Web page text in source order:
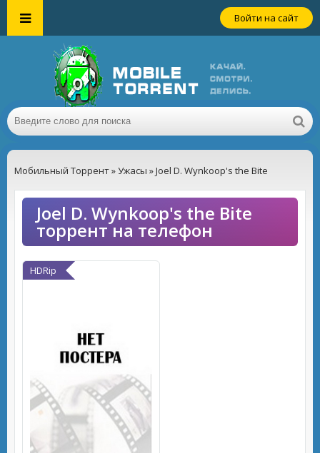
Войти на сайт
Мобильный Торрент»Ужасы » Joel D. Wynkoop's the Bite
Joel D. Wynkoop's the Bite
торрент на телефон
HDRip